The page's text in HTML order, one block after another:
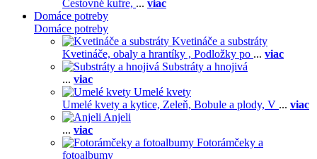
Cestovné kufre, ... viac
Domáce potreby
Domáce potreby
Kvetináče a substráty
Kvetináče, obaly a hrantíky , Podložky po ... viac
Substráty a hnojivá
... viac
Umelé kvety
Umelé kvety a kytice, Zeleň, Bobule a plody, V ... viac
Anjeli
... viac
Fotorámčeky a
fotoalbumy